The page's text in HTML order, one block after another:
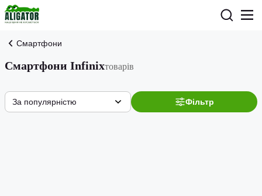
Смартфони
Смартфони Infinixтоварів
Фільтр
За популярністю